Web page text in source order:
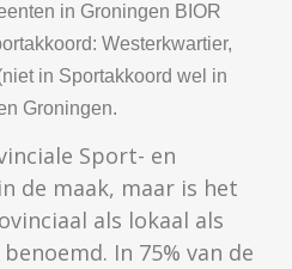
in Groningen BIOR
Westerkwartier,
in Sportakkoord wel in
Groningen.
Sport- en
de maak, maar is het
als lokaal als
In 75% van de